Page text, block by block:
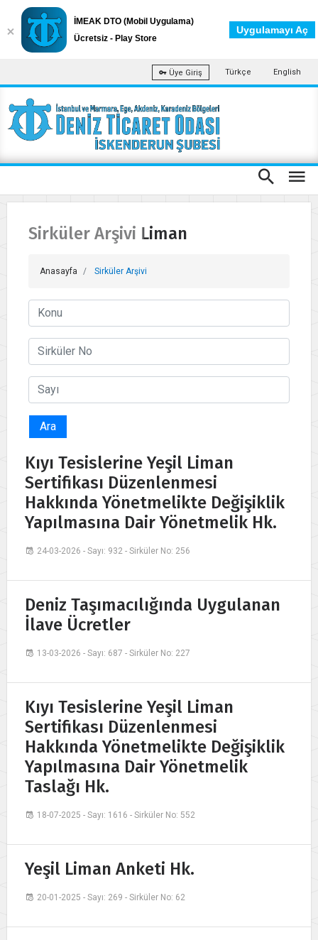
Üye Giriş Türkçe English
Sirküler Arşivi Liman
Anasayfa Sirküler Arşivi
Ara
Kıyı Tesislerine Yeşil Liman
Sertifikası Düzenlenmesi
Hakkında Yönetmelikte Değişiklik
Yapılmasına Dair Yönetmelik Hk.
24-03-2026 - Sayı: 932 - Sirküler No: 256
Deniz Taşımacılığında Uygulanan
İlave Ücretler
13-03-2026 - Sayı: 687 - Sirküler No: 227
Kıyı Tesislerine Yeşil Liman
Sertifikası Düzenlenmesi
Hakkında Yönetmelikte Değişiklik
Yapılmasına Dair Yönetmelik
Taslağı Hk.
18-07-2025 - Sayı: 1616 - Sirküler No: 552
Yeşil Liman Anketi Hk.
20-01-2025 - Sayı: 269 - Sirküler No: 62
İMEAK DTO (Mobil Uygulama)
Ücretsiz - Play Store
Uygulamayı Aç